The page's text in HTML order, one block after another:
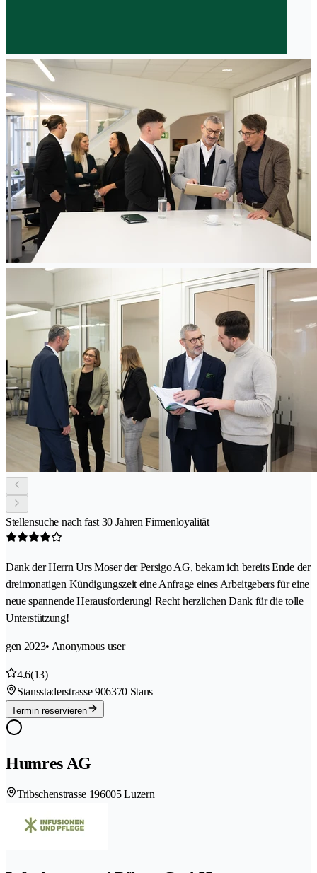
Stellensuche nach fast 30 Jahren Firmenloyalität
Dank der Herrn Urs Moser der Persigo AG, bekam ich bereits Ende der
dreimonatigen Kündigungszeit eine Anfrage eines Arbeitgebers für eine
neue spannende Herausforderung! Recht herzlichen Dank für die tolle
Unterstützung!
gen 2023• Anonymous user
4.6(13)
Stansstaderstrasse 906370 Stans
Termin reservieren
Humres AG
Tribschenstrasse 196005 Luzern